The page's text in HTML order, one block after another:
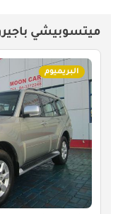
ميتسوبيشي
البريميوم